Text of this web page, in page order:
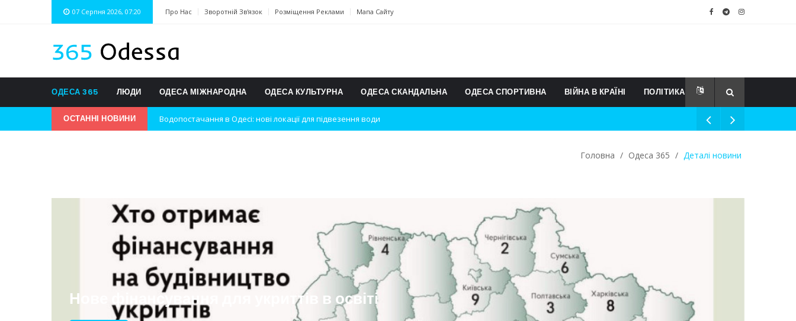
07 Серпня 2026, 07:20 Про Нас Зворотній Зв'язок Розміщення Реклами Мапа Сайту
ОДЕСА 365 ЛЮДИ ОДЕСА МІЖНАРОДНА ОДЕСА КУЛЬТУРНА ОДЕСА СКАНДАЛЬНА ОДЕСА СПОРТИВНА ВІЙНА В КРАЇНІ ПОЛІТИКА
ОСТАННІ НОВИНИ
Успіхи одеситів на європейському чемпіонаті з карате
Новини з Зимової школи інсульту в Швейцарії
Інтеграція ветеранів в українське суспільство
Нічна атака на Одесу: наслідки обстрілу
Енергетична підтримка для Одеси
Головна / Одеса 365 / Деталі новини
Нове фінансування для укриттів в освіті